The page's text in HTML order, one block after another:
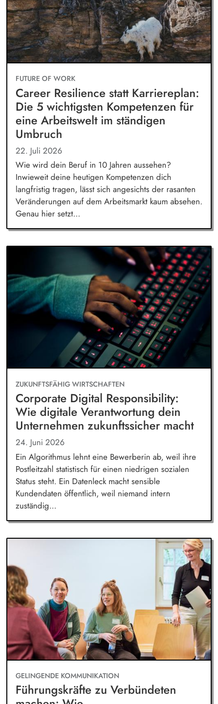
FUTURE OF WORK
Career Resilience statt Karriereplan:
Die 5 wichtigsten Kompetenzen für
eine Arbeitswelt im ständigen
Umbruch
22. Juli 2026
Wie wird dein Beruf in 10 Jahren aussehen?
Inwieweit deine heutigen Kompetenzen dich
langfristig tragen, lässt sich angesichts der rasanten
Veränderungen auf dem Arbeitsmarkt kaum absehen.
Genau hier setzt...
ZUKUNFTSFÄHIG WIRTSCHAFTEN
Corporate Digital Responsibility:
Wie digitale Verantwortung dein
Unternehmen zukunftssicher macht
24. Juni 2026
Ein Algorithmus lehnt eine Bewerberin ab, weil ihre
Postleitzahl statistisch für einen niedrigen sozialen
Status steht. Ein Datenleck macht sensible
Kundendaten öffentlich, weil niemand intern
zuständig...
GELINGENDE KOMMUNIKATION
Führungskräfte zu Verbündeten